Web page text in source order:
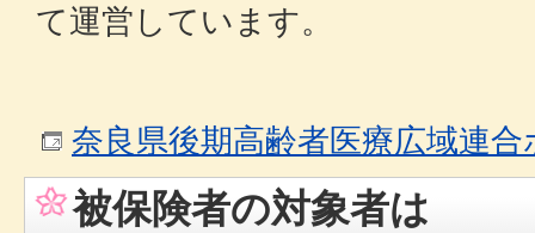
て運営しています。
奈良県後期高齢者医療広域連
被保険者の対象者は